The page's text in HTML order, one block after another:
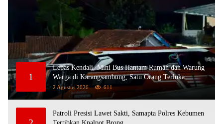
1
Lepas Kendali, Mini Bus Hantam Rumah dan Warung
Warga di Karangsambung, Satu Orang Terluka
2 Agustus 2026 611
Patroli Presisi Lawet Sakti, Samapta Polres Kebumen